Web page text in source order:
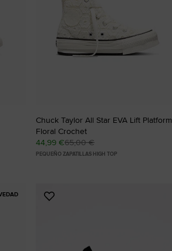
Más Únicas.
Chuck Taylor All Star EVA Lift Platform
Floral Crochet
44,99 €65,00 €
PEQUEÑO ZAPATILLAS HIGH TOP
Añadir